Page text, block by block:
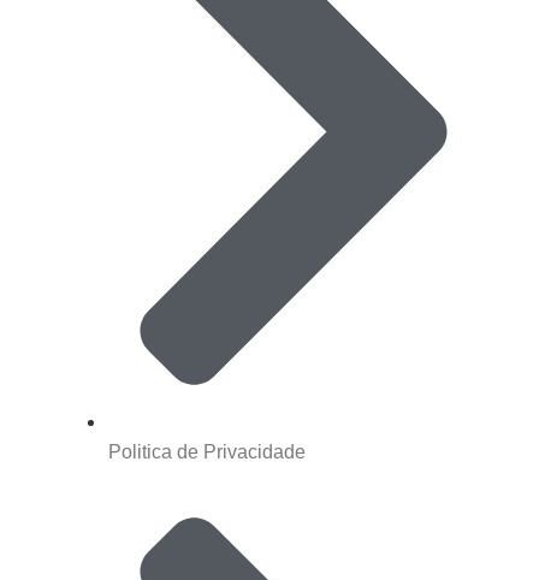
Politica de Privacidade